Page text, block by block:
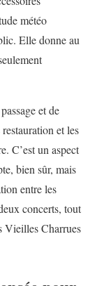
météo
Elle donne au
et de
et les
C’est un aspect
bien sûr, mais
entre les
concerts, tout
Vieilles Charrues